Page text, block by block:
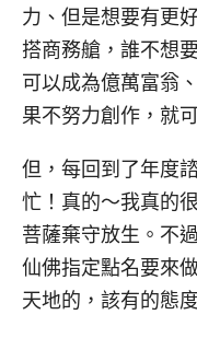
力、但是想要有更
搭商務艙，誰不想
可以成為億萬富翁
果不努力創作，就
但，每回到了年度
忙！真的～我真的
菩薩棄守放生。不
仙佛指定點名要來
天地的，該有的態